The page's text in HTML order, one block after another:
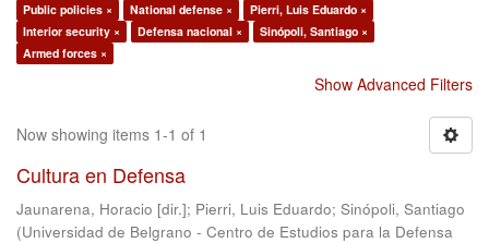
Public policies × National defense ×
Pierri, Luis Eduardo ×
Interior security ×
Defensa nacional ×
Sinópoli, Santiago ×
Armed forces ×
Show Advanced Filters
Now showing items 1-1 of 1
Cultura en Defensa
Jaunarena, Horacio [dir.]; Pierri, Luis Eduardo; Sinópoli, Santiago
(Universidad de Belgrano - Centro de Estudios para la Defensa